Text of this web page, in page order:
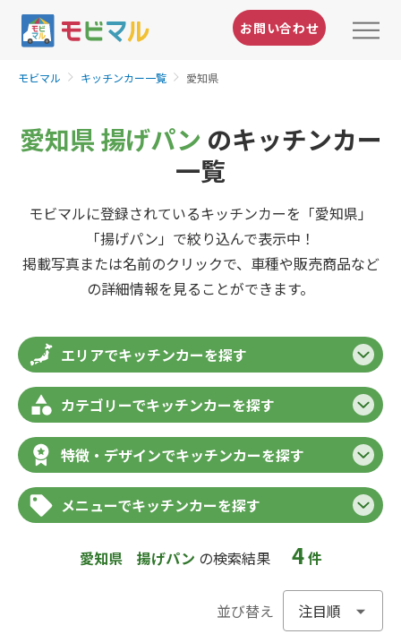
お問い合わせ
モビマル キッチンカー一覧 愛知県
愛知県 揚げパン のキッチンカー
一覧
モビマルに登録されているキッチンカーを「愛知県」
「揚げパン」で絞り込んで表示中！
掲載写真または名前のクリックで、車種や販売商品など
の詳細情報を見ることができます。
エリアでキッチンカーを探す
カテゴリーでキッチンカーを探す
特徴・デザインでキッチンカーを探す
メニューでキッチンカーを探す
愛知県 揚げパン の検索結果 4件
並び替え